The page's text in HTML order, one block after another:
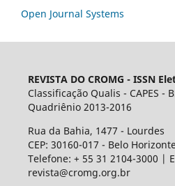
Open Journal Systems
REVISTA DO CROMG - ISSN
Classificação Qualis - CAPES -
Quadriênio 2013-2016
Rua da Bahia, 1477 - Lourdes
CEP: 30160-017 - Belo
Telefone: + 55 31 2104-3000 |
revista@cromg.org.br